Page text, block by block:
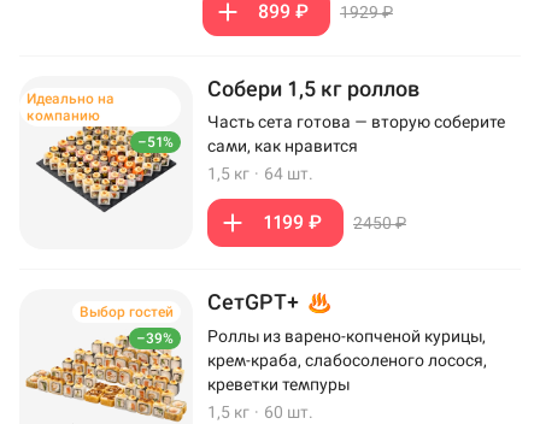
899 ₽ 1929 ₽
–51%
Идеально на
компанию
Собери 1,5 кг роллов
Часть сета готова — вторую соберите
сами, как нравится
1,5 кг · 64 шт.
1199 ₽ 2450 ₽
–39%
Выбор гостей СетGPT+
Роллы из варено-копченой курицы,
крем-краба, слабосоленого лосося,
креветки темпуры
1,5 кг · 60 шт.